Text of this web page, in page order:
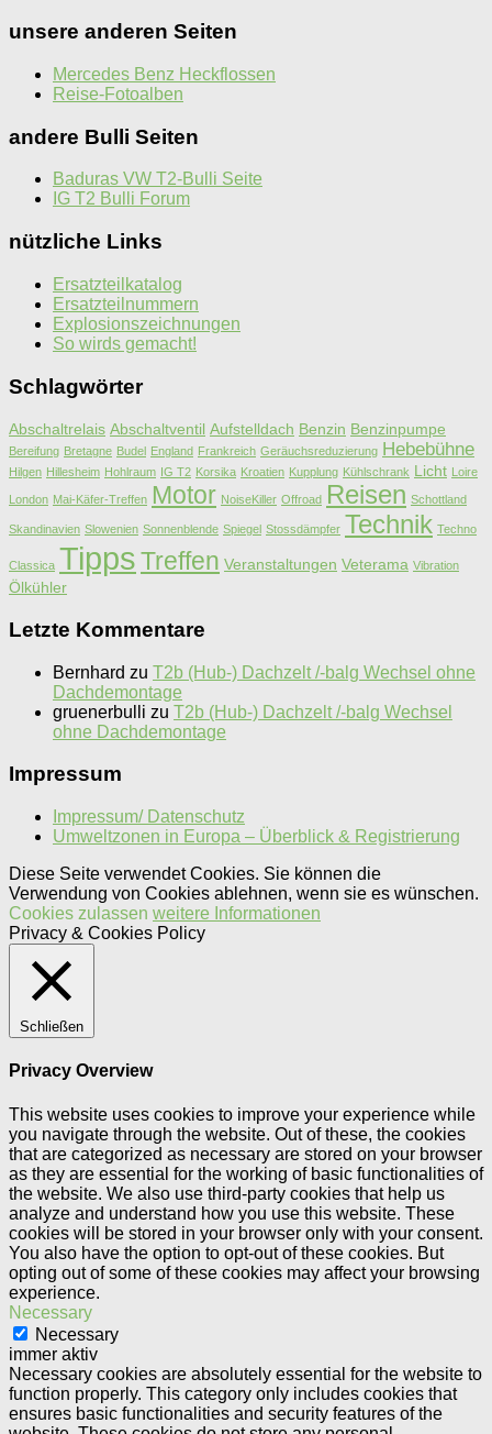
unsere anderen Seiten
Mercedes Benz Heckflossen
Reise-Fotoalben
andere Bulli Seiten
Baduras VW T2-Bulli Seite
IG T2 Bulli Forum
nützliche Links
Ersatzteilkatalog
Ersatzteilnummern
Explosionszeichnungen
So wirds gemacht!
Schlagwörter
Abschaltrelais Abschaltventil Aufstelldach Benzin Benzinpumpe
Bereifung Bretagne Budel England Frankreich Geräuchsreduzierung Hebebühne
Hilgen Hillesheim Hohlraum IG T2 Korsika Kroatien Kupplung Kühlschrank Licht Loire
London Mai-Käfer-Treffen Motor NoiseKiller Offroad Reisen Schottland
Skandinavien Slowenien Sonnenblende Spiegel Stossdämpfer Technik Techno
Classica TippsTreffen Veranstaltungen Veterama Vibration
Ölkühler
Letzte Kommentare
Bernhard zu T2b (Hub-) Dachzelt /-balg Wechsel ohne
Dachdemontage
gruenerbulli zu T2b (Hub-) Dachzelt /-balg Wechsel
ohne Dachdemontage
Impressum
Impressum/ Datenschutz
Umweltzonen in Europa – Überblick & Registrierung
Diese Seite verwendet Cookies. Sie können die
Verwendung von Cookies ablehnen, wenn sie es wünschen.
Cookies zulassen weitere Informationen
Privacy & Cookies Policy
Schließen
Privacy Overview
This website uses cookies to improve your experience while
you navigate through the website. Out of these, the cookies
that are categorized as necessary are stored on your browser
as they are essential for the working of basic functionalities of
the website. We also use third-party cookies that help us
analyze and understand how you use this website. These
cookies will be stored in your browser only with your consent.
You also have the option to opt-out of these cookies. But
opting out of some of these cookies may affect your browsing
experience.
Necessary
Necessary
immer aktiv
Necessary cookies are absolutely essential for the website to
function properly. This category only includes cookies that
ensures basic functionalities and security features of the